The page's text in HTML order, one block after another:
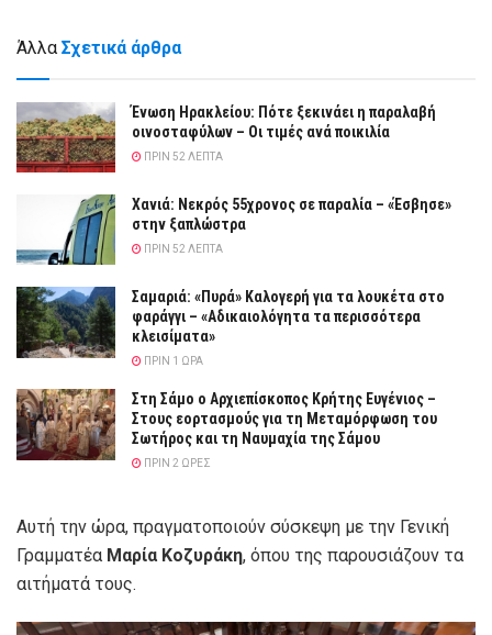
Άλλα Σχετικά άρθρα
Ένωση Ηρακλείου: Πότε ξεκινάει η παραλαβή
οινοσταφύλων – Οι τιμές ανά ποικιλία
ΠΡΙΝ 52 ΛΕΠΤΆ
Χανιά: Νεκρός 55χρονος σε παραλία – «Έσβησε»
στην ξαπλώστρα
ΠΡΙΝ 52 ΛΕΠΤΆ
Σαμαριά: «Πυρά» Καλογερή για τα λουκέτα στο
φαράγγι – «Αδικαιολόγητα τα περισσότερα
κλεισίματα»
ΠΡΙΝ 1 ΏΡΑ
Στη Σάμο ο Αρχιεπίσκοπος Κρήτης Ευγένιος –
Στους εορτασμούς για τη Μεταμόρφωση του
Σωτήρος και τη Ναυμαχία της Σάμου
ΠΡΙΝ 2 ΏΡΕΣ
Αυτή την ώρα, πραγματοποιούν σύσκεψη με την Γενική
Γραμματέα Μαρία Κοζυράκη, όπου της παρουσιάζουν τα
αιτήματά τους.